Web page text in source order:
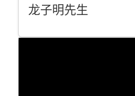
龙子明先生